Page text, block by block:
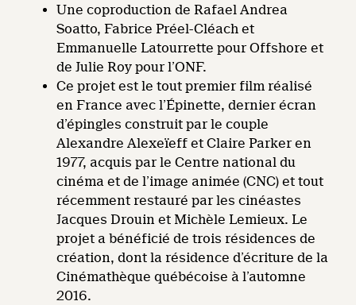
Une coproduction de Rafael Andrea
Soatto, Fabrice Préel-Cléach et
Emmanuelle Latourrette pour Offshore et
de Julie Roy pour l’ONF.
Ce projet est le tout premier film réalisé
en France avec l’Épinette, dernier écran
d’épingles construit par le couple
Alexandre Alexeïeff et Claire Parker en
1977, acquis par le Centre national du
cinéma et de l’image animée (CNC) et tout
récemment restauré par les cinéastes
Jacques Drouin et Michèle Lemieux. Le
projet a bénéficié de trois résidences de
création, dont la résidence d’écriture de la
Cinémathèque québécoise à l’automne
2016.